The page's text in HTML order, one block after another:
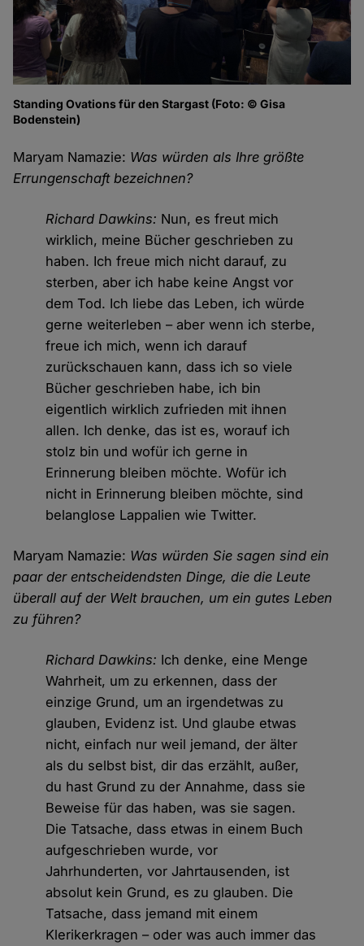
Standing Ovations für den Stargast (Foto: © Gisa
Bodenstein)
Maryam Namazie: Was würden als Ihre größte
Errungenschaft bezeichnen?
Richard Dawkins: Nun, es freut mich
wirklich, meine Bücher geschrieben zu
haben. Ich freue mich nicht darauf, zu
sterben, aber ich habe keine Angst vor
dem Tod. Ich liebe das Leben, ich würde
gerne weiterleben – aber wenn ich sterbe,
freue ich mich, wenn ich darauf
zurückschauen kann, dass ich so viele
Bücher geschrieben habe, ich bin
eigentlich wirklich zufrieden mit ihnen
allen. Ich denke, das ist es, worauf ich
stolz bin und wofür ich gerne in
Erinnerung bleiben möchte. Wofür ich
nicht in Erinnerung bleiben möchte, sind
belanglose Lappalien wie Twitter.
Maryam Namazie: Was würden Sie sagen sind ein
paar der entscheidendsten Dinge, die die Leute
überall auf der Welt brauchen, um ein gutes Leben
zu führen?
Richard Dawkins: Ich denke, eine Menge
Wahrheit, um zu erkennen, dass der
einzige Grund, um an irgendetwas zu
glauben, Evidenz ist. Und glaube etwas
nicht, einfach nur weil jemand, der älter
als du selbst bist, dir das erzählt, außer,
du hast Grund zu der Annahme, dass sie
Beweise für das haben, was sie sagen.
Die Tatsache, dass etwas in einem Buch
aufgeschrieben wurde, vor
Jahrhunderten, vor Jahrtausenden, ist
absolut kein Grund, es zu glauben. Die
Tatsache, dass jemand mit einem
Klerikerkragen – oder was auch immer das